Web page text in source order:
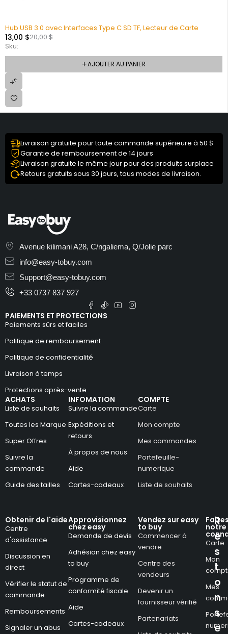
Hub USB 3.0 avec Interfaces Type C SD TF, Lecteur de Carte
20,00$
13,00 $
Sku:
AJOUTER AU PANIER
Livraison gratuite pour toute commande supérieure à 50 $
Garantie de remboursement de 14 jours
Livraison gratuite le même jour pour des produits surplace
Retours gratuits sous 30 jours, tous modes de livraison.
Avenue kilimani A28, C/ngaliema, Q/Jolie parc
info@easy-tobuy.com
Support@easy-tobuy.com
+33 0737 837 927
ACHATS
Liste de souhaits
Toutes les Marque
Super Offres
Suivre la
commande
Guide des tailles
INFOMATION
Suivre la commande
Expéditions et
retours
À propos de nous
Aide
Cartes-cadeaux
COMPTE
Carte
Mon compte
Mes commandes
Portefeuille-
numerique
Liste de souhaits
PAIEMENTS ET PROTECTIONS
Paiements sûrs et faciles
Politique de remboursement
Politique de confidentialité
Livraison à temps
Protections après-vente
Obtenir de l'aide
Centre
d'assistance
Discussion en
direct
Vérifier le statut de
commande
Remboursements
Signaler un abus
Approvisionnez
chez easy
Demande de devis
Adhésion chez easy
to buy
Programme de
conformité fiscale
Aide
Cartes-cadeaux
Vendez sur easy
to buy
Commencer à
vendre
Centre des
vendeurs
Devenir un
fournisseur vérifié
Partenariats
notre
Carte
Mon
Mes
R
e
s
t
o
n
s
e